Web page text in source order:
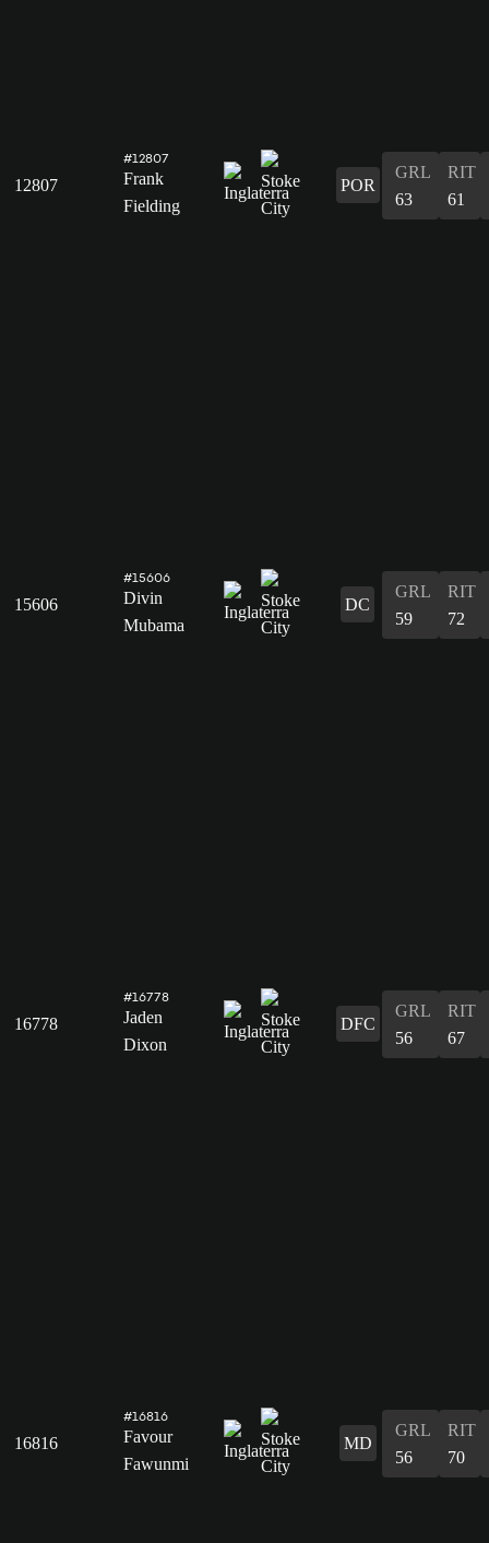
12807
#12807
Frank
Fielding
POR
GRL
63
RIT
61
15606
#15606
Divin
Mubama
DC
GRL
59
RIT
72
16778
#16778
Jaden
Dixon
DFC
GRL
56
RIT
67
16816
#16816
Favour
Fawunmi
MD
GRL
56
RIT
70